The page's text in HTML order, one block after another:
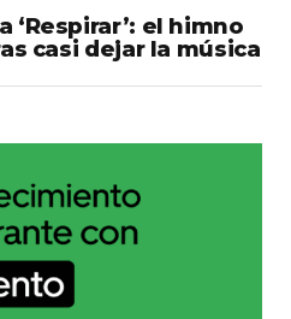
‘Respirar’: el himno
casi dejar la música